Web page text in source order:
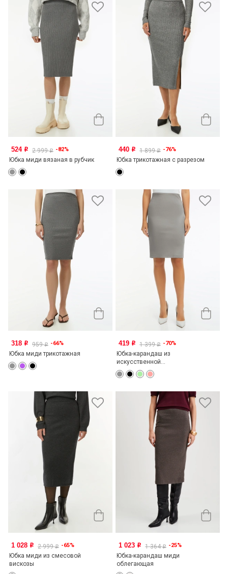
524 o 2 999o -82%
Юбка миди вязаная в рубчик
440 o 1 899o -76%
Юбка трикотажная с разрезом
318 o 959o -66%
Юбка миди трикотажная
419 o 1 399o -70%
Юбка-карандаш из
искусственной...
1 028 o 2 999o -65%
Юбка миди из смесовой
вискозы
1 023 o 1 364o -25%
Юбка-карандаш миди
облегающая